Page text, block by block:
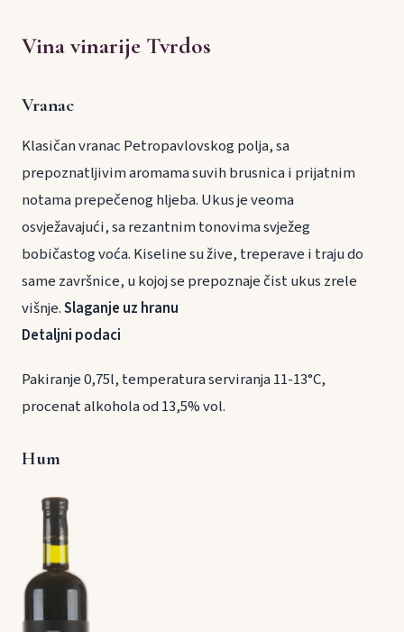
Vina vinarije Tvrdos
Vranac
Klasičan vranac Petropavlovskog polja, sa
prepoznatljivim aromama suvih brusnica i prijatnim
notama prepečenog hljeba. Ukus je veoma
osvježavajući, sa rezantnim tonovima svježeg
bobičastog voća. Kiseline su žive, treperave i traju do
same završnice, u kojoj se prepoznaje čist ukus zrele
višnje.Slaganje uz hranu
Detaljni podaci
Pakiranje 0,75l, temperatura serviranja 11-13°C,
procenat alkohola od 13,5% vol.
Hum